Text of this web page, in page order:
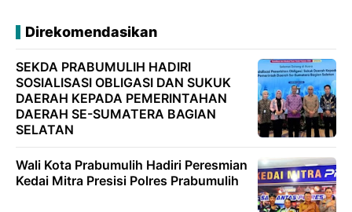
Direkomendasikan
SEKDA PRABUMULIH HADIRI
SOSIALISASI OBLIGASI DAN SUKUK
DAERAH KEPADA PEMERINTAHAN
DAERAH SE-SUMATERA BAGIAN
SELATAN
Wali Kota Prabumulih Hadiri Peresmian
Kedai Mitra Presisi Polres Prabumulih